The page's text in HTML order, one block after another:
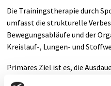
Die Trainingstherapie durch
umfasst die strukturelle
Bewegungsabläufe und der
Kreislauf-, Lungen- und
Primäres Ziel ist es, die
Beweglichkeit durch